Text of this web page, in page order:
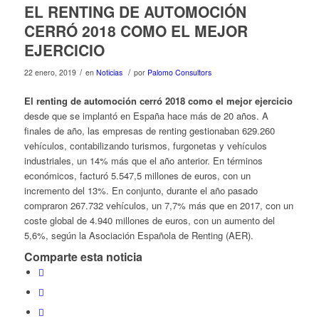
EL RENTING DE AUTOMOCIÓN
CERRÓ 2018 COMO EL MEJOR
EJERCICIO
22 enero, 2019 / en Noticias / por Palomo Consultors
El renting de automoción cerró 2018 como el mejor ejercicio
desde que se implantó en España hace más de 20 años. A
finales de año, las empresas de renting gestionaban 629.260
vehículos, contabilizando turismos, furgonetas y vehículos
industriales, un 14% más que el año anterior. En términos
económicos, facturó 5.547,5 millones de euros, con un
incremento del 13%. En conjunto, durante el año pasado
compraron 267.732 vehículos, un 7,7% más que en 2017, con un
coste global de 4.940 millones de euros, con un aumento del
5,6%, según la Asociación Española de Renting (AER).
Comparte esta noticia